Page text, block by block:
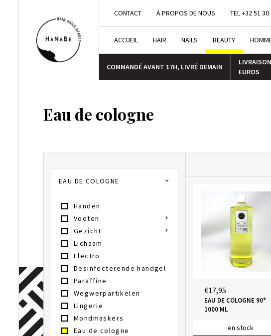
CONTACT À PROPOS DE NOUS TEL +32 51
ACCUEIL HAIR NAILS BEAUTY
COMMANDÉ AVANT 17H, LIVRÉ DEMAIN
EUROS
Eau de cologne
EAU DE COLOGNE
Handen
Voeten
Gezicht
Lichaam
Electro
Desinfecterende handgel
Paraffine
Wegwerpartikelen
Lingerie
Mondmaskers
Eau de cologne
€17,95
EAU DE COLOGNE 90°
1000 ML
en stock